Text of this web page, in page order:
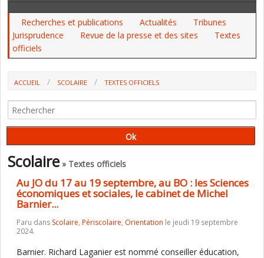
Recherches et publications Actualités
Tribunes
Jurisprudence
Revue de la presse et des sites
Textes
officiels
ACCUEIL SCOLAIRE TEXTES OFFICIELS
Scolaire» Textes officiels
Au JO du 17 au 19 septembre, au BO : les Sciences
économiques et sociales, le cabinet de Michel
Barnier...
Paru dans Scolaire, Périscolaire, Orientation le jeudi 19 septembre
2024.
Barnier. Richard Laganier est nommé conseiller éducation,